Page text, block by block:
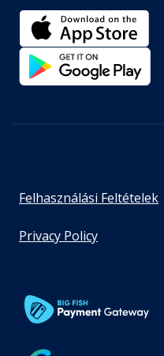
Felhasználási Feltételek
Privacy Policy